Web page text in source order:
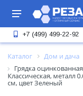
+7 (499) 499-22-92
Каталог Дом и дача
Грядка
Классическая, металл
см, цвет Зеленый